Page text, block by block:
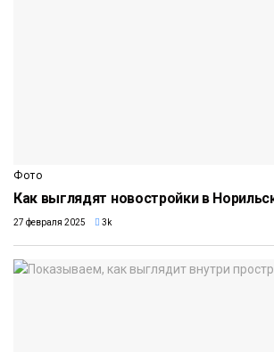
Фото
Как выглядят новостройки в
27 февраля 2025 3k